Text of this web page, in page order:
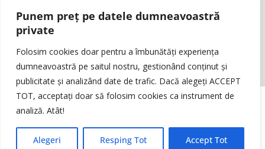
Punem preț pe datele dumneavoastră
private
Folosim cookies doar pentru a îmbunătăți experiența
dumneavoastră pe saitul nostru, gestionând conținut și
publicitate și analizând date de trafic. Dacă alegeți ACCEPT
TOT, acceptați doar să folosim cookies ca instrument de
analiză. Atât!
Alegeri Resping Tot Accept Tot
Email: infohd20@gmail.com
Website: www.replicahd.ro